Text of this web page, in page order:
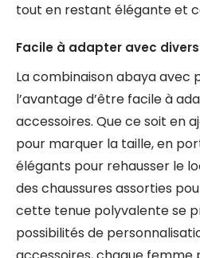
tout en restant élégante et
Facile à adapter avec
La combinaison abaya avec
l’avantage d’être facile à
accessoires. Que ce soit en
pour marquer la taille, en
élégants pour rehausser le
des chaussures assorties
cette tenue polyvalente se
possibilités de